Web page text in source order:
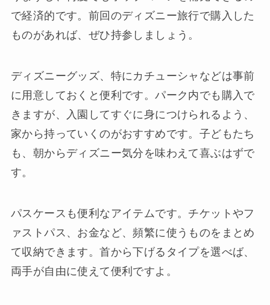
で経済的です。前回のディズニー旅行で購入した
ものがあれば、ぜひ持参しましょう。
ディズニーグッズ、特にカチューシャなどは事前
に用意しておくと便利です。パーク内でも購入で
きますが、入園してすぐに身につけられるよう、
家から持っていくのがおすすめです。子どもたち
も、朝からディズニー気分を味わえて喜ぶはずで
す。
パスケースも便利なアイテムです。チケットやフ
ァストパス、お金など、頻繁に使うものをまとめ
て収納できます。首から下げるタイプを選べば、
両手が自由に使えて便利ですよ。